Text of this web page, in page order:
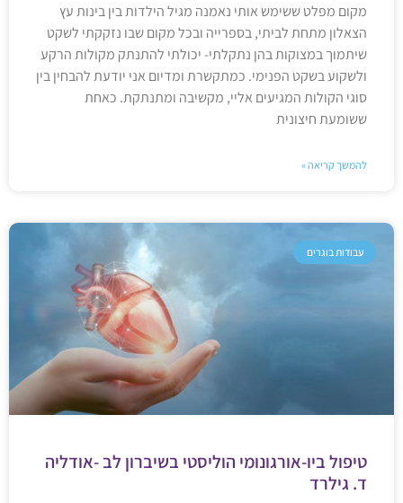
מקום מפלט ששימש אותי נאמנה מגיל הילדות בין בינות עץ
הצאלון מתחת לביתי, בספרייה ובכל מקום שבו נזקקתי לשקט
שיתמוך במצוקות בהן נתקלתי- יכולתי להתנתק מקולות הרקע
ולשקוע בשקט הפנימי. כמתקשרת ומדיום אני יודעת להבחין בין
סוגי הקולות המגיעים אליי, מקשיבה ומתנתקת. כאחת
ששומעת חיצונית
להמשך קריאה »
עבודות בוגרים
טיפול ביו-אורגונומי הוליסטי בשיברון לב -אודליה
ד. גילרד